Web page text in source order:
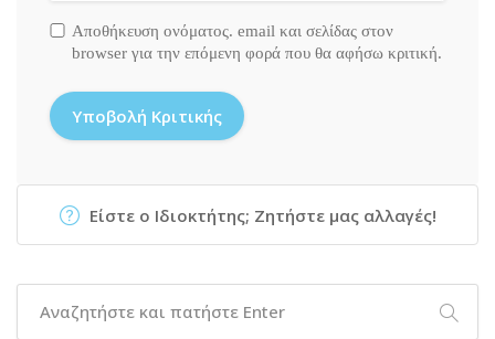
Αποθήκευση ονόματος. email και σελίδας στον
browser για την επόμενη φορά που θα αφήσω κριτική.
Είστε ο Ιδιοκτήτης; Ζητήστε μας αλλαγές!